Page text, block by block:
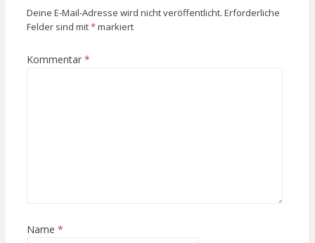
Deine E-Mail-Adresse wird nicht veröffentlicht. Erforderliche
Felder sind mit*markiert
Kommentar *
Name *